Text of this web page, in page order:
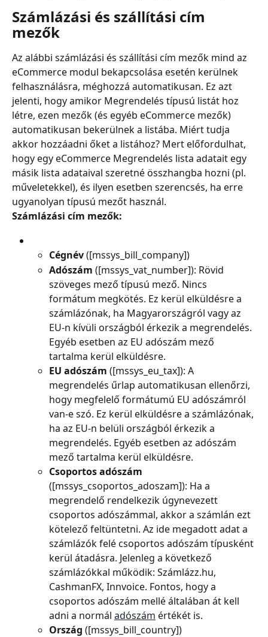
Számlázási és szállítási cím
mezők
Az alábbi számlázási és szállítási cím mezők mind az
eCommerce modul bekapcsolása esetén kerülnek
felhasználásra, méghozzá automatikusan. Ez azt
jelenti, hogy amikor Megrendelés típusú listát hoz
létre, ezen mezők (és egyéb eCommerce mezők)
automatikusan bekerülnek a listába. Miért tudja
akkor hozzáadni őket a listához? Mert előfordulhat,
hogy egy eCommerce Megrendelés lista adatait egy
másik lista adataival szeretné összhangba hozni (pl.
műveletekkel), és ilyen esetben szerencsés, ha erre
ugyanolyan típusú mezőt használ.
Számlázási cím mezők:
Cégnév ([mssys_bill_company])
Adószám ([mssys_vat_number]): Rövid
szöveges mező típusú mező. Nincs
formátum megkötés. Ez kerül elküldésre a
számlázónak, ha Magyarországról vagy az
EU-n kívüli országból érkezik a megrendelés.
Egyéb esetben az EU adószám mező
tartalma kerül elküldésre.
EU adószám ([mssys_eu_tax]): A
megrendelés űrlap automatikusan ellenőrzi,
hogy megfelelő formátumú EU adószámról
van-e szó. Ez kerül elküldésre a számlázónak,
ha az EU-n belüli országból érkezik a
megrendelés. Egyéb esetben az adószám
mező tartalma kerül elküldésre.
Csoportos adószám
([mssys_csoportos_adoszam]): Ha a
megrendelő rendelkezik úgynevezett
csoportos adószámmal, akkor a számlán ezt
kötelező feltüntetni. Az ide megadott adat a
számlázók felé csoportos adószám típusként
kerül átadásra. Jelenleg a következő
számlázókkal működik: Számlázz.hu,
CashmanFX, Innvoice. Fontos, hogy a
csoportos adószám mellé általában át kell
adni a normál adószám értékét is.
Ország ([mssys_bill_country])